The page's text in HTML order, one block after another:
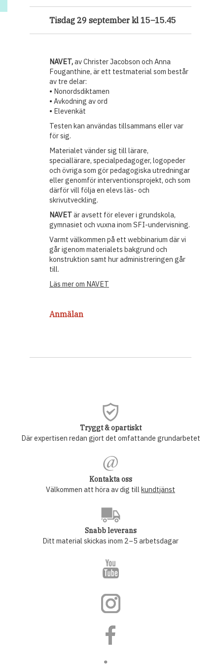
Tisdag 29 september kl 15–15.45
NAVET,av Christer Jacobson och Anna
Fouganthine, är ett testmaterial som består
av tre delar:
• Nonordsdiktamen
• Avkodning av ord
• Elevenkät
Testen kan användas tillsammans eller var
för sig.
Materialet vänder sig till lärare,
speciallärare, specialpedagoger, logopeder
och övriga som gör pedagogiska utredningar
eller genomför interventionsprojekt, och som
därför vill följa en elevs läs- och
skrivutveckling.
NAVETär avsett för elever i grundskola,
gymnasiet och vuxna inom SFI-undervisning.
Varmt välkommen på ett webbinarium där vi
går igenom materialets bakgrund och
konstruktion samt hur administreringen går
till.
Läs mer om NAVET
Anmälan
Tryggt & opartiskt
Där expertisen redan gjort det omfattande grundarbetet
Kontakta oss
Välkommen att höra av dig tillkundtjänst
Snabb leverans
Ditt material skickas inom 2–5 arbetsdagar